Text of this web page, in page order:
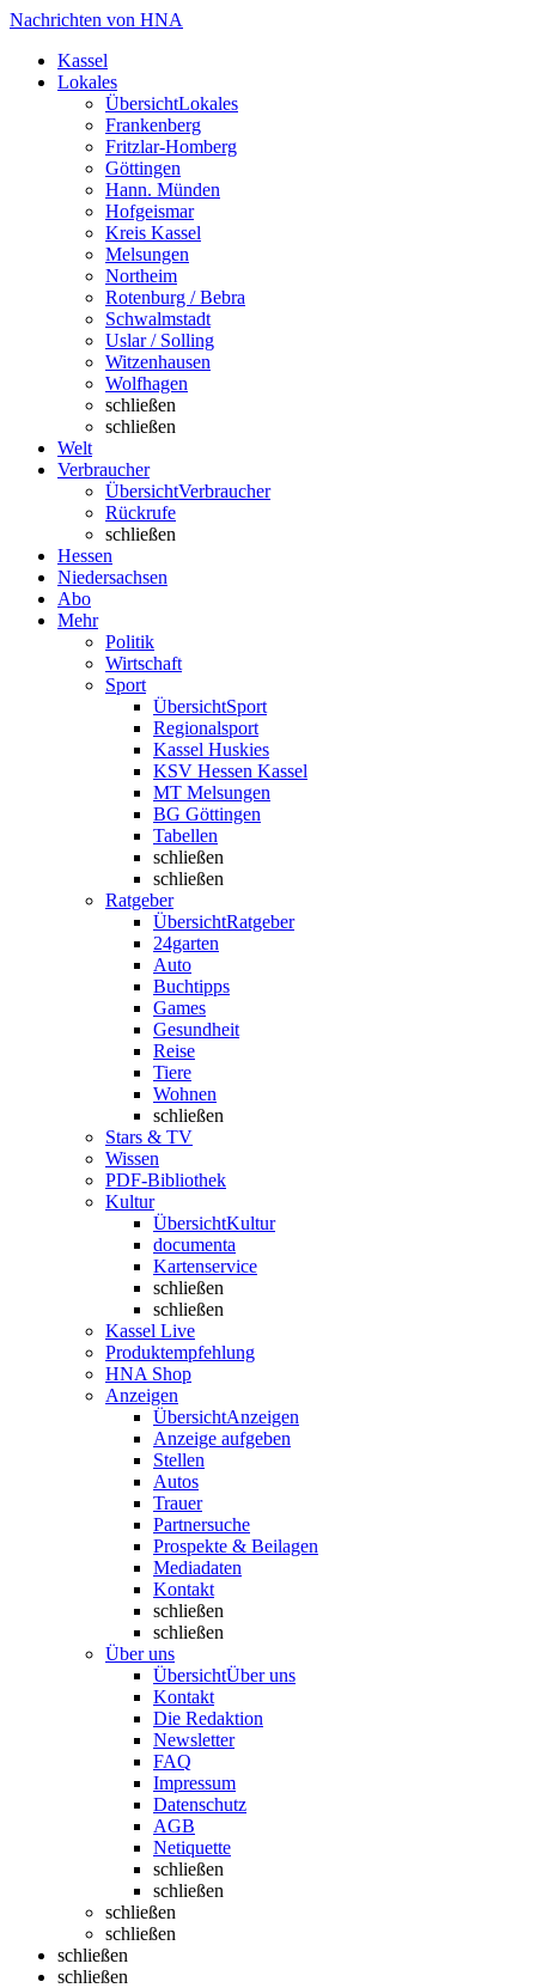
Nachrichten von HNA
Kassel
Lokales
ÜbersichtLokales
Frankenberg
Fritzlar-Homberg
Göttingen
Hann. Münden
Hofgeismar
Kreis Kassel
Melsungen
Northeim
Rotenburg / Bebra
Schwalmstadt
Uslar / Solling
Witzenhausen
Wolfhagen
schließen
schließen
Welt
Verbraucher
ÜbersichtVerbraucher
Rückrufe
schließen
Hessen
Niedersachsen
Abo
Mehr
Politik
Wirtschaft
Sport
ÜbersichtSport
Regionalsport
Kassel Huskies
KSV Hessen Kassel
MT Melsungen
BG Göttingen
Tabellen
schließen
schließen
Ratgeber
ÜbersichtRatgeber
24garten
Auto
Buchtipps
Games
Gesundheit
Reise
Tiere
Wohnen
schließen
Stars & TV
Wissen
PDF-Bibliothek
Kultur
ÜbersichtKultur
documenta
Kartenservice
schließen
schließen
Kassel Live
Produktempfehlung
HNA Shop
Anzeigen
ÜbersichtAnzeigen
Anzeige aufgeben
Stellen
Autos
Trauer
Partnersuche
Prospekte & Beilagen
Mediadaten
Kontakt
schließen
schließen
Über uns
ÜbersichtÜber uns
Kontakt
Die Redaktion
Newsletter
FAQ
Impressum
Datenschutz
AGB
Netiquette
schließen
schließen
schließen
schließen
schließen
schließen